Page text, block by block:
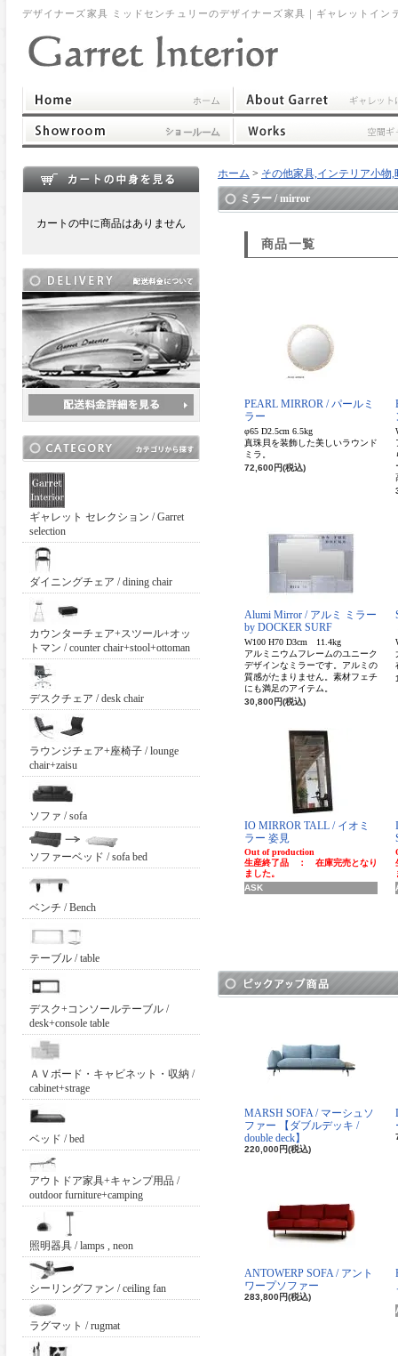
デザイナーズ家具 ミッドセンチュリーのデザイナーズ家具｜ギャレットイン
カートの中に商品はありません
ギャレット セレクション / Garret
selection
ダイニングチェア / dining chair
カウンターチェア+スツール+オッ
トマン / counter chair+stool+ottoman
デスクチェア / desk chair
ラウンジチェア+座椅子 / lounge
chair+zaisu
ソファ / sofa
ソファーベッド / sofa bed
ベンチ / Bench
テーブル / table
デスク+コンソールテーブル /
desk+console table
ＡＶボード・キャビネット・収納 /
cabinet+strage
ベッド / bed
アウトドア家具+キャンプ用品 /
outdoor furniture+camping
照明器具 / lamps , neon
シーリングファン / ceiling fan
ラグマット / rugmat
ホーム > その他家具,インテリア小物,
ミラー / mirror
商品一覧
PEARL MIRROR / パールミ
ラー
φ65 D2.5cm 6.5kg
真珠貝を装飾した美しいラウンド
ミラ。
72,600円(税込)
Alumi Mirror / アルミ ミラー
by DOCKER SURF
W100 H70 D3cm 11.4kg
アルミニウムフレームのユニーク
デザインなミラーです。アルミの
質感がたまりません。素材フェチ
にも満足のアイテム。
30,800円(税込)
IO MIRROR TALL / イオミ
ラー 姿見
Out of production
生産終了品 ： 在庫完売となり
ました。
ASK
MARSH SOFA / マーシュソ
ファー 【ダブルデッキ /
double deck】
220,000円(税込)
ANTOWERP SOFA / アント
ワープソファー
283,800円(税込)